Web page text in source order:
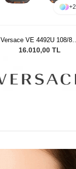
+2
Versace VE 4492U 108/87 -
53 Kadın Güneş Gözlüğü
16.010,00 TL